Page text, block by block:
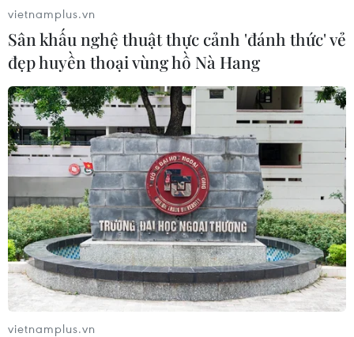
Từng bước khống chế vụ cháy lớn tại
thành phố Sydney của Australia
25/05/2023 12:37
Ông Jeremy Fewtrell, quyền Giám đốc Cơ quan Cứu
hỏa và Cứu hộ bang New South Wales, cho biết lực
lượng cứu hỏa đã dập tắt phần lớn đám cháy và không
ghi nhận thương vong nghiêm trọng nào.
vietnamplus.vn
Sân khấu nghệ thuật thực cảnh 'đánh thức' vẻ
đẹp huyền thoại vùng hồ Nà Hang
vietnamplus.vn